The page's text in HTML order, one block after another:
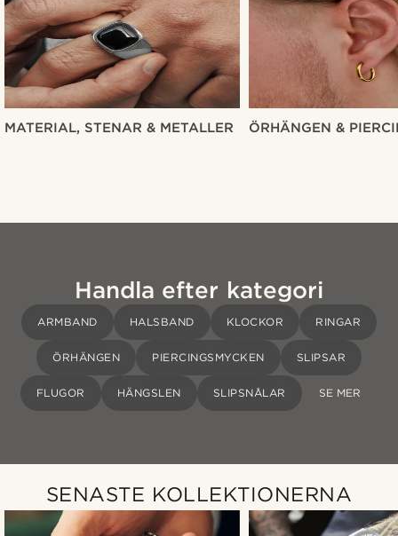
MATERIAL, STENAR & METALLER ÖRHÄNGEN &
Handla efter kategori
ARMBAND HALSBAND KLOCKOR RINGAR
ÖRHÄNGEN PIERCINGSMYCKEN SLIPSAR
FLUGOR HÄNGSLEN SLIPSNÅLAR SE MER
SENASTE KOLLEKTIONERNA